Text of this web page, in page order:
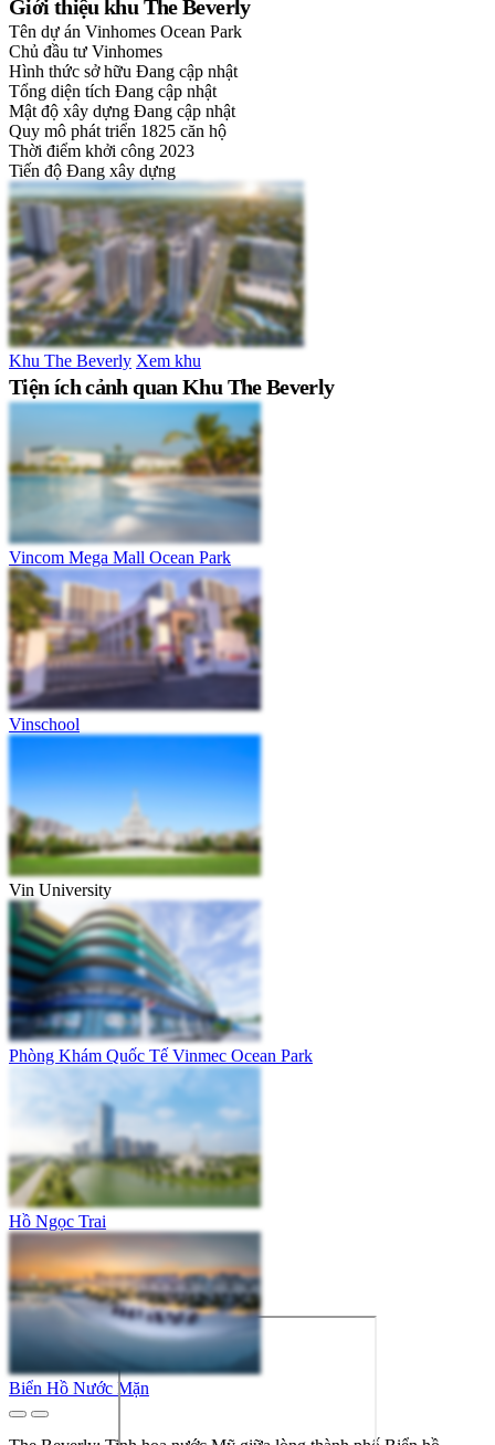
Giới thiệu khu The Beverly
Tên dự án Vinhomes Ocean Park
Chủ đầu tư Vinhomes
Hình thức sở hữu Đang cập nhật
Tổng diện tích Đang cập nhật
Mật độ xây dựng Đang cập nhật
Quy mô phát triển 1825 căn hộ
Thời điểm khởi công 2023
Tiến độ Đang xây dựng
Khu The Beverly Xem khu
Tiện ích cảnh quan Khu The Beverly
Vincom Mega Mall Ocean Park
Vinschool
Vin University
Phòng Khám Quốc Tế Vinmec Ocean Park
Hồ Ngọc Trai
Biển Hồ Nước Mặn